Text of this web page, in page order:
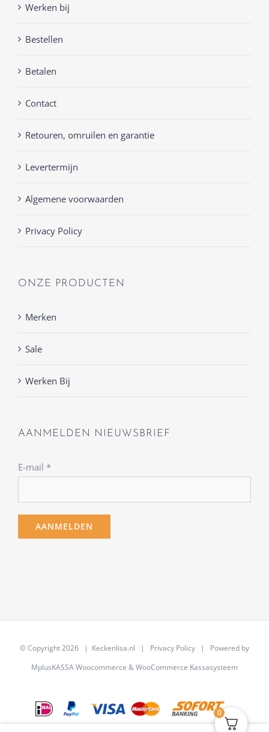
Werken bij
Bestellen
Betalen
Contact
Retouren, omruilen en garantie
Levertermijn
Algemene voorwaarden
Privacy Policy
ONZE PRODUCTEN
Merken
Sale
Werken Bij
AANMELDEN NIEUWSBRIEF
E-mail *
© Copyright2026 | Keckenlisa.nl | Privacy Policy | Powered by
MplusKASSA Woocommerce &WooCommerce Kassasysteem
0